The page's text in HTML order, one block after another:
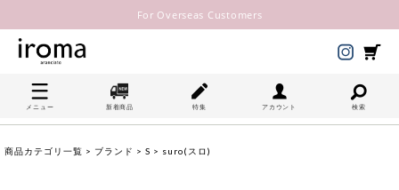
For Overseas Customers
メニュー 新着商品 特集 アカウント 検索
商品カテゴリ一覧 > ブランド > S > suro(スロ)